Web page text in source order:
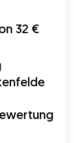
32 €